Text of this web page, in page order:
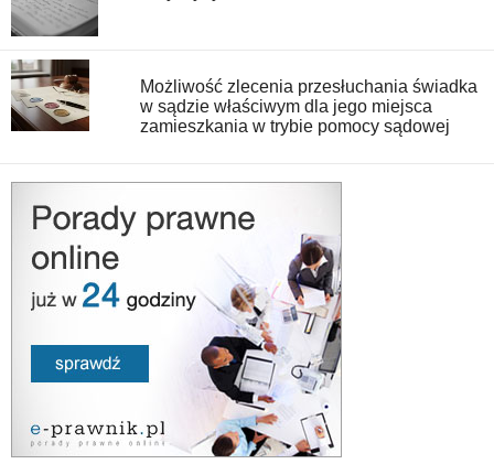
Możliwość zlecenia przesłuchania świadka
w sądzie właściwym dla jego miejsca
zamieszkania w trybie pomocy sądowej